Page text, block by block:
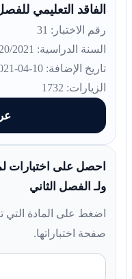
الفاقد التعليمي للفصل
رقم الاختبار: 31
السنة الدراسية: 2020/2021
تاريخ الإضافة: 10-04-2021
الزيارات: 1732
احصل على اختبارات
ولـ الفصل الثاني
اضغط على المادة التي
صفحة اختباراتها.